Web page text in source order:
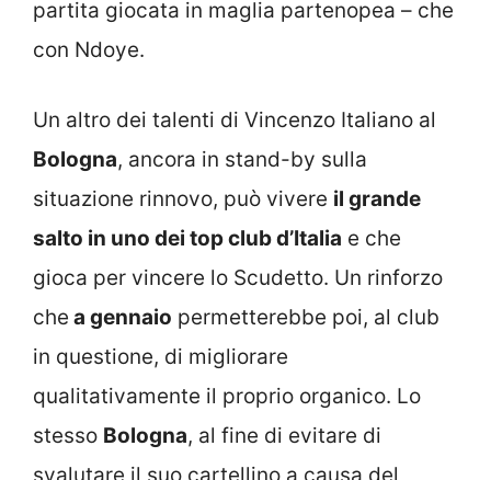
partita giocata in maglia partenopea – che
con Ndoye.
Un altro dei talenti di Vincenzo Italiano al
Bologna, ancora in stand-by sulla
situazione rinnovo, può vivere il grande
salto in uno dei top club d’Italia e che
gioca per vincere lo Scudetto. Un rinforzo
che a gennaio permetterebbe poi, al club
in questione, di migliorare
qualitativamente il proprio organico. Lo
stesso Bologna, al fine di evitare di